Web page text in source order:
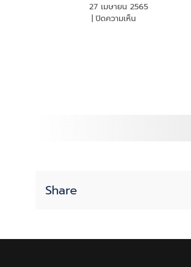
27 เมษายน 2565
| ปิดความเห็น
ใน
Share